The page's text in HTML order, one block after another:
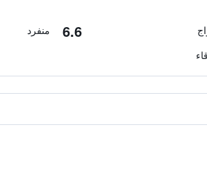
6.6 منفرد